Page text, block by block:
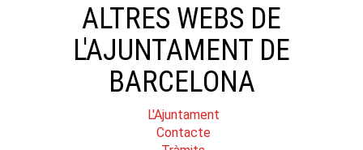
ALTRES WEBS DE
L'AJUNTAMENT DE
BARCELONA
L'Ajuntament
Contacte